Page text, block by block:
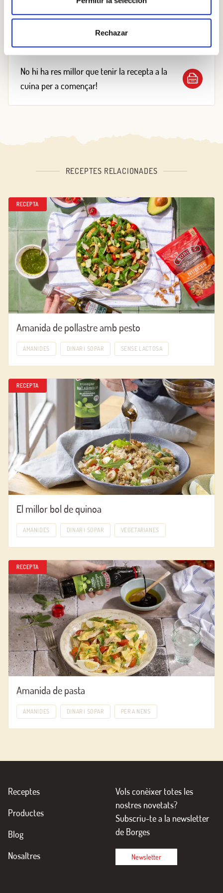
Rechazar
nous.
No hi ha res millor que tenir la recepta a la
cuina per a començar!
RECEPTES RELACIONADES
RECEPTA
Amanida de pollastre amb pesto
AMANIDES DINAR I SOPAR SENSE LACTOSA
RECEPTA
El millor bol de quinoa
AMANIDES DINAR I SOPAR VEGETARIANES
RECEPTA
Amanida de pasta
AMANIDES DINAR I SOPAR PER A NENS
Receptes
Productes
Blog
Nosaltres
Vols conèixer totes les
nostres novetats?
Subscriu-te a la newsletter
de Borges
Newsletter